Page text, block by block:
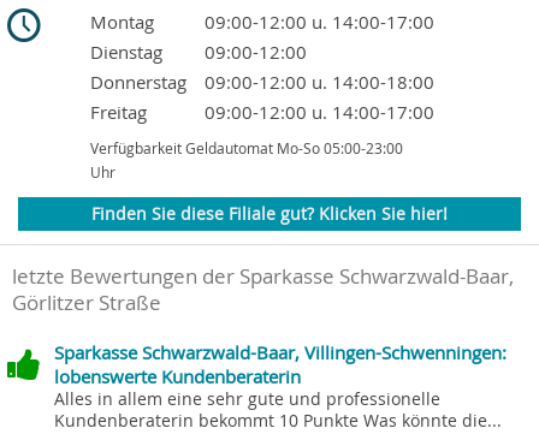
Montag
09:00-12:00 u. 14:00-17:00
Dienstag
09:00-12:00
Donnerstag
09:00-12:00 u. 14:00-18:00
Freitag
09:00-12:00 u. 14:00-17:00
Verfügbarkeit Geldautomat Mo-So 05:00-23:00
Uhr
Finden Sie diese Filiale gut? Klicken Sie hier!
letzte Bewertungen der Sparkasse Schwarzwald-Baar,
Görlitzer Straße
Sparkasse Schwarzwald-Baar, Villingen-Schwenningen:
lobenswerte Kundenberaterin
Alles in allem eine sehr gute und professionelle
Kundenberaterin bekommt 10 Punkte Was könnte die...